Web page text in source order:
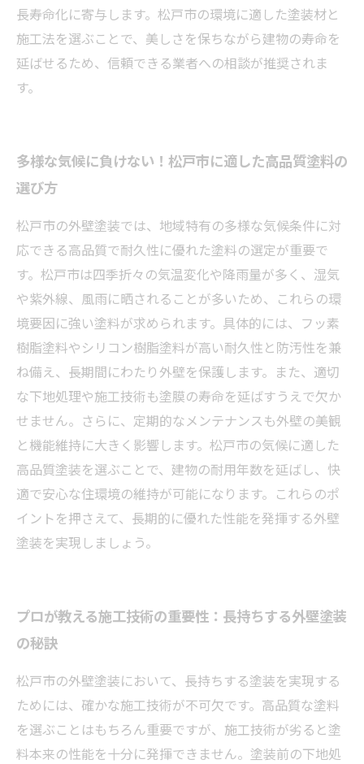
長寿命化に寄与します。松戸市の環境に適した塗装材と
施工法を選ぶことで、美しさを保ちながら建物の寿命を
延ばせるため、信頼できる業者への相談が推奨されま
す。
多様な気候に負けない！松戸市に適した高品質塗料の
選び方
松戸市の外壁塗装では、地域特有の多様な気候条件に対
応できる高品質で耐久性に優れた塗料の選定が重要で
す。松戸市は四季折々の気温変化や降雨量が多く、湿気
や紫外線、風雨に晒されることが多いため、これらの環
境要因に強い塗料が求められます。具体的には、フッ素
樹脂塗料やシリコン樹脂塗料が高い耐久性と防汚性を兼
ね備え、長期間にわたり外壁を保護します。また、適切
な下地処理や施工技術も塗膜の寿命を延ばすうえで欠か
せません。さらに、定期的なメンテナンスも外壁の美観
と機能維持に大きく影響します。松戸市の気候に適した
高品質塗装を選ぶことで、建物の耐用年数を延ばし、快
適で安心な住環境の維持が可能になります。これらのポ
イントを押さえて、長期的に優れた性能を発揮する外壁
塗装を実現しましょう。
プロが教える施工技術の重要性：長持ちする外壁塗装
の秘訣
松戸市の外壁塗装において、長持ちする塗装を実現する
ためには、確かな施工技術が不可欠です。高品質な塗料
を選ぶことはもちろん重要ですが、施工技術が劣ると塗
料本来の性能を十分に発揮できません。塗装前の下地処